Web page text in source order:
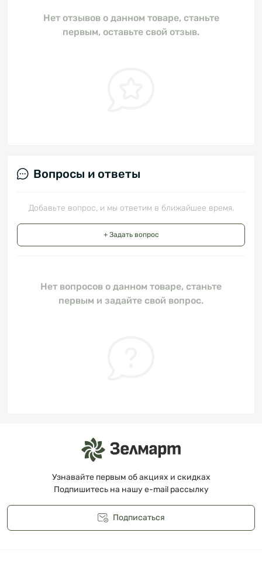
Нет отзывов о данном товаре, станьте
первым, оставьте свой отзыв.
Вопросы и ответы
Добавьте вопрос, и мы ответим в ближайшее время.
+ Задать вопрос
Нет вопросов о данном товаре, станьте
первым и задайте свой вопрос.
Узнавайте первым об акциях и скидках
Подпишитесь на нашу e-mail рассылку
Подписаться